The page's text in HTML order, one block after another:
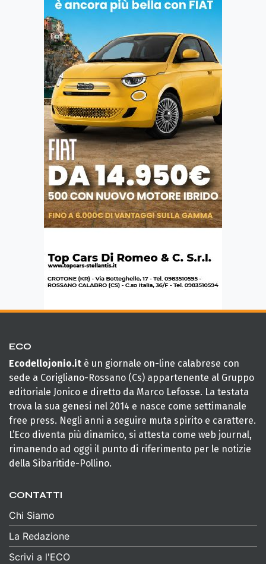
ECO
Ecodellojonio.it è un giornale on-line calabrese con
sede a Corigliano-Rossano (Cs) appartenente al Gruppo
editoriale Jonico e diretto da Marco Lefosse. La testata
trova la sua genesi nel 2014 e nasce come settimanale
free press. Negli anni a seguire muta spirito e carattere.
L’Eco diventa più dinamico, si attesta come web journal,
rimanendo ad oggi il punto di riferimento per le notizie
della Sibaritide-Pollino.
CONTATTI
Chi Siamo
La Redazione
Scrivi a l'ECO